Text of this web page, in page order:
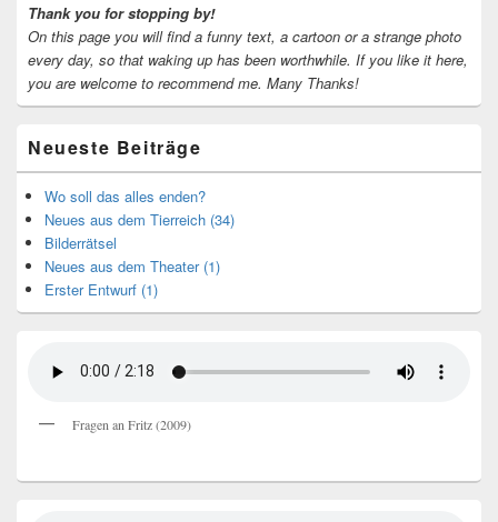
Thank you for stopping by!
On this page you will find a funny text, a cartoon or a strange photo
every day, so that waking up has been worthwhile. If you like it here,
you are welcome to recommend me. Many Thanks!
Neueste Beiträge
Wo soll das alles enden?
Neues aus dem Tierreich (34)
Bilderrätsel
Neues aus dem Theater (1)
Erster Entwurf (1)
Fragen an Fritz (2009)